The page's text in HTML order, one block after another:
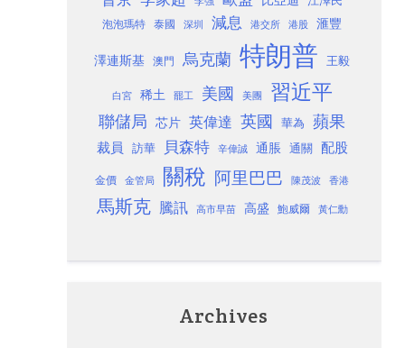
泡泡瑪特 泰國 深圳 減息 港交所 港股 滙豐
澤連斯基 澳門 烏克蘭 特朗普 王毅
白宮 稀土 罷工 美國 美團 習近平
聯儲局 芯片 英偉達 英國 華為 蘋果
裁員 訪華 貝森特 辛偉誠 通脹 通關 配股
金價 金管局 關稅 阿里巴巴 陳茂波 香港
馬斯克 騰訊 高市早苗 高盛 鮑威爾 黃仁勳
Archives